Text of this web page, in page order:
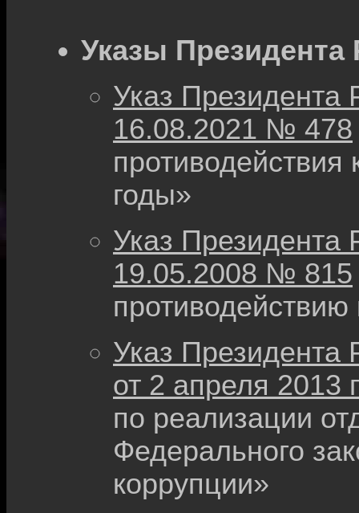
Указы
Указ Президента
16.08.2021 № 478
годы»
Указ Президента
19.05.2008 № 815
противодействию
Указ Президента
от 2 апреля 2013
по реализации
Федерального
коррупции»